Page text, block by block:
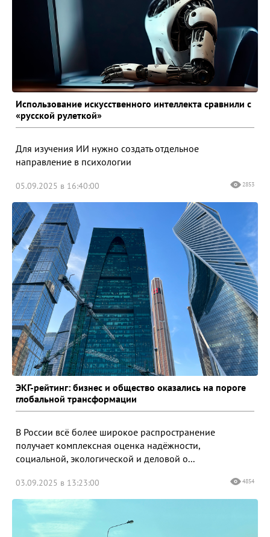
Использование искусственного интеллекта сравнили с
«русской рулеткой»
Для изучения ИИ нужно создать отдельное
направление в психологии
05.09.2025 в 16:40:00 2853
ЭКГ-рейтинг: бизнес и общество оказались на пороге
глобальной трансформации
В России всё более широкое распространение
получает комплексная оценка надёжности,
социальной, экологической и деловой о...
03.09.2025 в 13:23:00 4854